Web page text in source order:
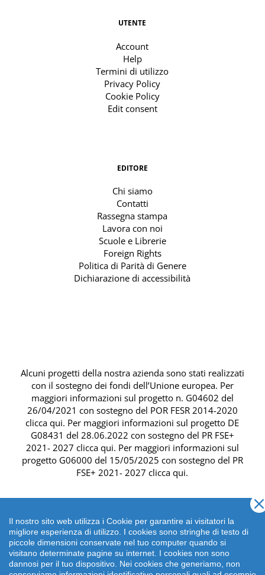
Il nostro sito web utilizza i Cookie per garantire ai visitatori la
migliore esperienza di utilizzo. I cookies sono stringhe di testo di
piccole dimensioni conservate nel tuo computer quando si
visitano determinate pagine su internet. I cookies non sono
dannosi per il tuo dispositivo. Nei cookies che generiamo, non
UTENTE
Account
Help
Termini di utilizzo
Privacy Policy
Cookie Policy
Edit consent
EDITORE
Chi siamo
Contatti
Rassegna stampa
Lavora con noi
Scuole e Librerie
Foreign Rights
Politica di Parità di Genere
Dichiarazione di accessibilità
Alcuni progetti della nostra azienda sono stati realizzati
con il sostegno dei fondi dell’Unione europea. Per
maggiori informazioni sul progetto n. G04602 del
26/04/2021 con sostegno del POR FESR 2014-2020
clicca qui. Per maggiori informazioni sul progetto DE
G08431 del 28.06.2022 con sostegno del PR FSE+
2021- 2027 clicca qui. Per maggiori informazioni sul
progetto G06000 del 15/05/2025 con sostegno del PR
FSE+ 2021- 2027 clicca qui.